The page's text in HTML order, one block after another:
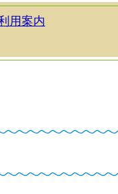
用案内